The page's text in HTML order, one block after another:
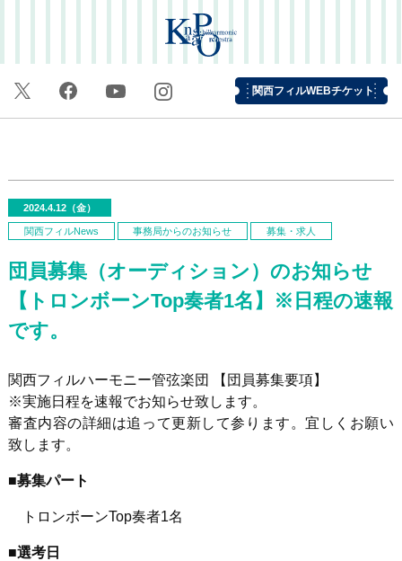
関西フィルWEBチケット
2024.4.12（金）
関西フィルNews 事務局からのお知らせ 募集・求人
団員募集（オーディション）のお知らせ
【トロンボーンTop奏者1名】※日程の速報
です。
関西フィルハーモニー管弦楽団 【団員募集要項】
※実施日程を速報でお知らせ致します。
審査内容の詳細は追って更新して参ります。宜しくお願い
致します。
■募集パート
トロンボーンTop奏者1名
■選考日